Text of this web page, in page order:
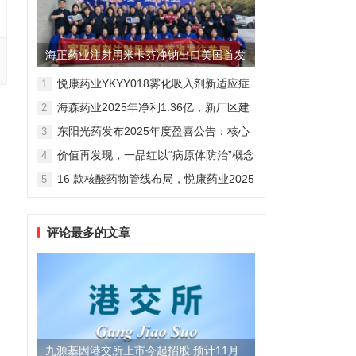
海正药业注射用米卡芬净钠出口美国首发
制剂全球化迈出关键一步
1
悦康药业YKYY018雾化吸入剂新适应症
感染防治
2
海森药业2025年净利1.36亿，新厂区建
3
东阳光药发布2025年度盈喜公告：核心
维度
4
价值再发现，一品红以“病原体防治”概念
5
16 款核酸药物管线布局，悦康药业2025
评论最多的文章
九源基因港交所上市今起招股 预计11月